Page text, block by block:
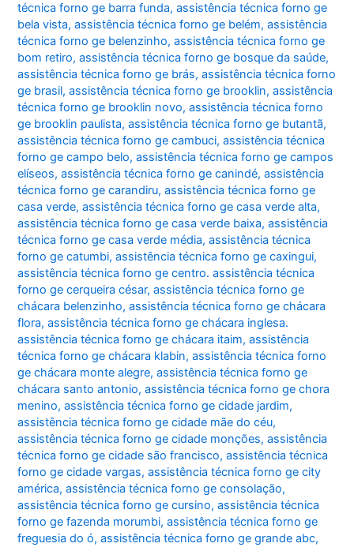
técnica forno ge barra funda,assistência técnica forno ge
bela vista,assistência técnica forno ge belém,assistência
técnica forno ge belenzinho,assistência técnica forno ge
bom retiro,assistência técnica forno ge bosque da saúde,
assistência técnica forno ge brás,assistência técnica forno
ge brasil,assistência técnica forno ge brooklin,assistência
técnica forno ge brooklin novo,assistência técnica forno
ge brooklin paulista,assistência técnica forno ge butantã,
assistência técnica forno ge cambuci,assistência técnica
forno ge campo belo,assistência técnica forno ge campos
elíseos,assistência técnica forno ge canindé,assistência
técnica forno ge carandiru,assistência técnica forno ge
casa verde,assistência técnica forno ge casa verde alta,
assistência técnica forno ge casa verde baixa,assistência
técnica forno ge casa verde média,assistência técnica
forno ge catumbi,assistência técnica forno ge caxingui,
assistência técnica forno ge centro. assistência técnica
forno ge cerqueira césar,assistência técnica forno ge
chácara belenzinho,assistência técnica forno ge chácara
flora,assistência técnica forno ge chácara inglesa.
assistência técnica forno ge chácara itaim,assistência
técnica forno ge chácara klabin,assistência técnica forno
ge chácara monte alegre,assistência técnica forno ge
chácara santo antonio,assistência técnica forno ge chora
menino,assistência técnica forno ge cidade jardim,
assistência técnica forno ge cidade mãe do céu,
assistência técnica forno ge cidade monções,assistência
técnica forno ge cidade são francisco,assistência técnica
forno ge cidade vargas,assistência técnica forno ge city
américa,assistência técnica forno ge consolação,
assistência técnica forno ge cursino,assistência técnica
forno ge fazenda morumbi,assistência técnica forno ge
freguesia do ó,assistência técnica forno ge grande abc,